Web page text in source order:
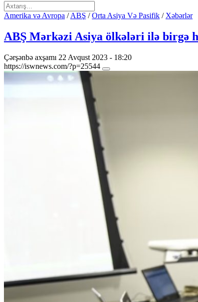
Amerika və Avropa /ABŞ /Orta Asiya Və Pasifik / Xəbərlər
ABŞ Mərkəzi Asiya ölkələri ilə birgə
Çərşənbə axşamı 22 Avqust 2023 - 18:20
https://iswnews.com/?p=25544